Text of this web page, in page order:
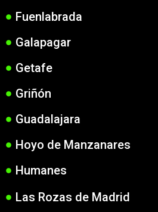
Fuenlabrada
Galapagar
Getafe
Griñón
Guadalajara
Hoyo de Manzanares
Humanes
Las Rozas de Madrid